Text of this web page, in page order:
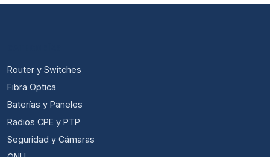
Router y Switches
Fibra Optica
Baterías y Paneles
Radios CPE y PTP
Seguridad y Cámaras